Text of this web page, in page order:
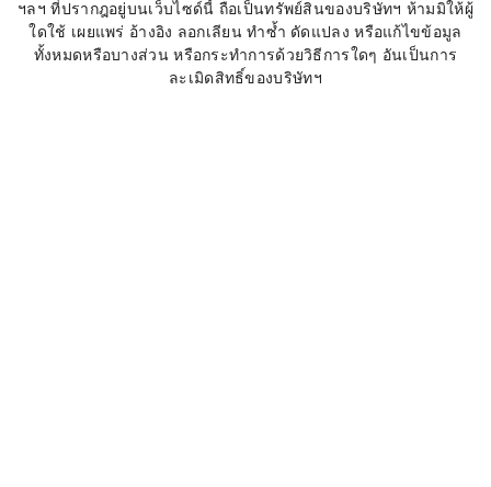
ฯลฯ ที่ปรากฎอยู่บนเว็บไซด์นี้ ถือเป็นทรัพย์สินของบริษัทฯ ห้ามมิให้ผู้
ใดใช้ เผยแพร่ อ้างอิง ลอกเลียน ทำซ้ำ ดัดแปลง หรือแก้ไขข้อมูล
ทั้งหมดหรือบางส่วน หรือกระทำการด้วยวิธีการใดๆ อันเป็นการ
ละเมิดสิทธิ์ของบริษัทฯ